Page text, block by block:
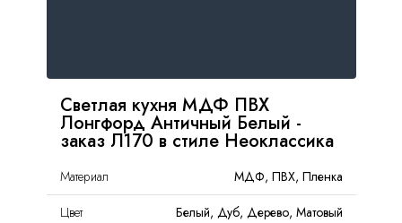
Светлая кухня МДФ ПВХ
Лонгфорд Античный Белый -
заказ Л170 в стиле Неоклассика
Материал
МДФ, ПВХ, Пленка
Цвет
Белый, Дуб, Дерево, Матовый